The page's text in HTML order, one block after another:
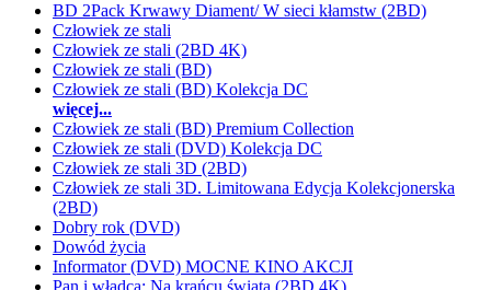
BD 2Pack Krwawy Diament/ W sieci kłamstw (2BD)
Człowiek ze stali
Człowiek ze stali (2BD 4K)
Człowiek ze stali (BD)
Człowiek ze stali (BD) Kolekcja DC
więcej...
Człowiek ze stali (BD) Premium Collection
Człowiek ze stali (DVD) Kolekcja DC
Człowiek ze stali 3D (2BD)
Człowiek ze stali 3D. Limitowana Edycja Kolekcjonerska
(2BD)
Dobry rok (DVD)
Dowód życia
Informator (DVD) MOCNE KINO AKCJI
Pan i władca: Na krańcu świata (2BD 4K)